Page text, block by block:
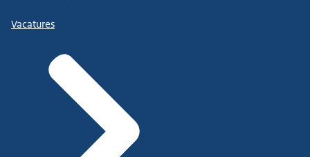
Vacatures